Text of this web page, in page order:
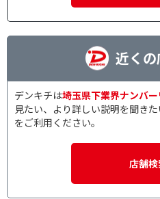
近く
デンキチは埼玉県下業界ナンバ
見たい、より詳しい説明を聞き
をご利用ください。
店舗